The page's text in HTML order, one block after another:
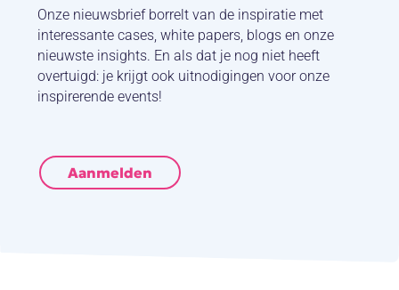
Onze nieuwsbrief borrelt van de inspiratie met
interessante cases, white papers, blogs en onze
nieuwste insights. En als dat je nog niet heeft
overtuigd: je krijgt ook uitnodigingen voor onze
inspirerende events!
Aanmelden